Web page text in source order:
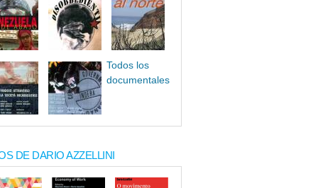
Todos los
documentales
DE DARIO AZZELLINI